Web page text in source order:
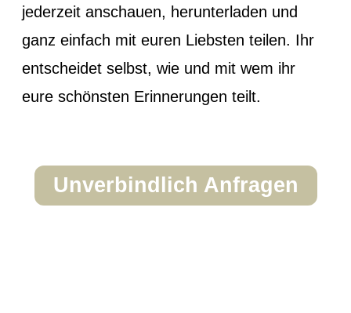
jederzeit anschauen, herunterladen und
ganz einfach mit euren Liebsten teilen. Ihr
entscheidet selbst, wie und mit wem ihr
eure schönsten Erinnerungen teilt.
Unverbindlich Anfragen